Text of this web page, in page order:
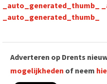
_auto_generated_thumb_
_auto_generated_thumb_
Adverteren op Drents
mogelijkheden of neem